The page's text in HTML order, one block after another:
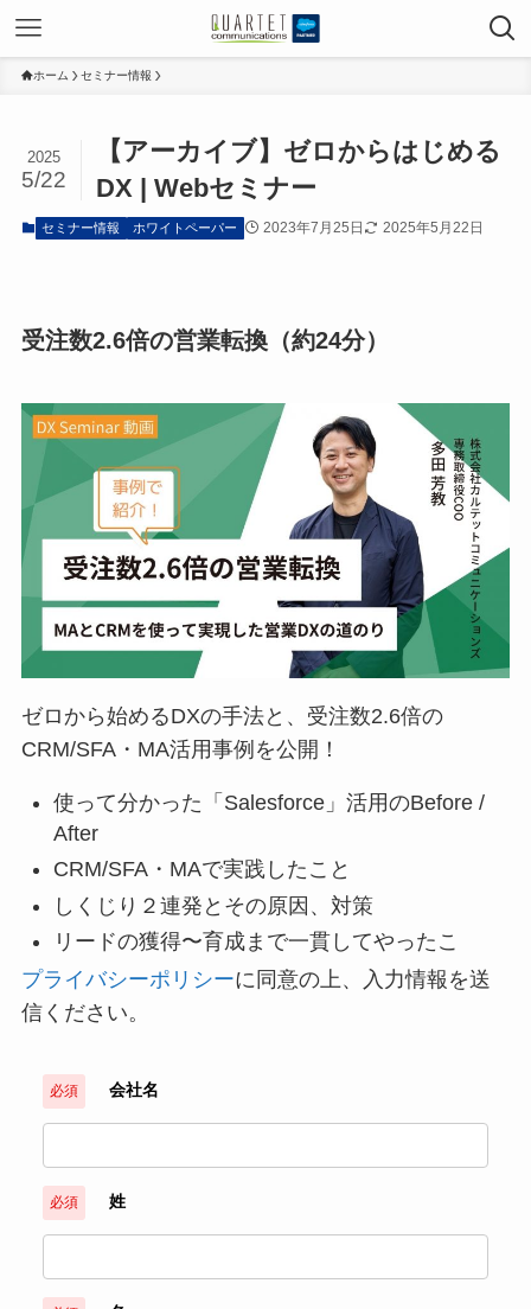
ホーム セミナー情報
【アーカイブ】ゼロからはじめる
DX | Webセミナー
2025
5/22
セミナー情報 ホワイトペーパー 2023年7月25日 2025年5月22日
受注数2.6倍の営業転換（約24分）
ゼロから始めるDXの手法と、受注数2.6倍の
CRM/SFA・MA活用事例を公開！
使って分かった「Salesforce」活用のBefore /
After
CRM/SFA・MAで実践したこと
しくじり２連発とその原因、対策
リードの獲得〜育成まで一貫してやったこ
プライバシーポリシーに同意の上、入力情報を送
信ください。